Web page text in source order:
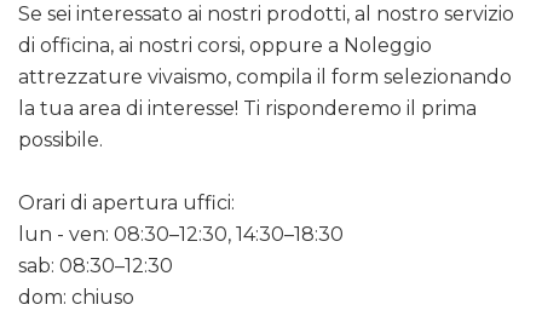
Se sei interessato ai nostri prodotti, al nostro servizio
di officina, ai nostri corsi, oppure a Noleggio
attrezzature vivaismo, compila il form selezionando
la tua area di interesse! Ti risponderemo il prima
possibile.
Orari di apertura uffici:
lun - ven: 08:30–12:30, 14:30–18:30
sab: 08:30–12:30
dom: chiuso